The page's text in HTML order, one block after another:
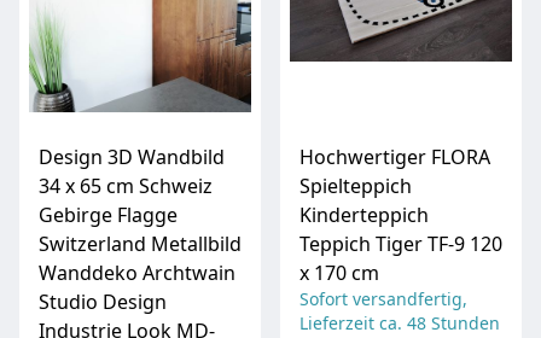
Design 3D Wandbild
34 x 65 cm Schweiz
Gebirge Flagge
Switzerland Metallbild
Wanddeko Archtwain
Studio Design
Industrie Look MD-
Hochwertiger FLORA
Spielteppich
Kinderteppich
Teppich Tiger TF-9 120
x 170 cm
Sofort versandfertig,
Lieferzeit ca. 48 Stunden